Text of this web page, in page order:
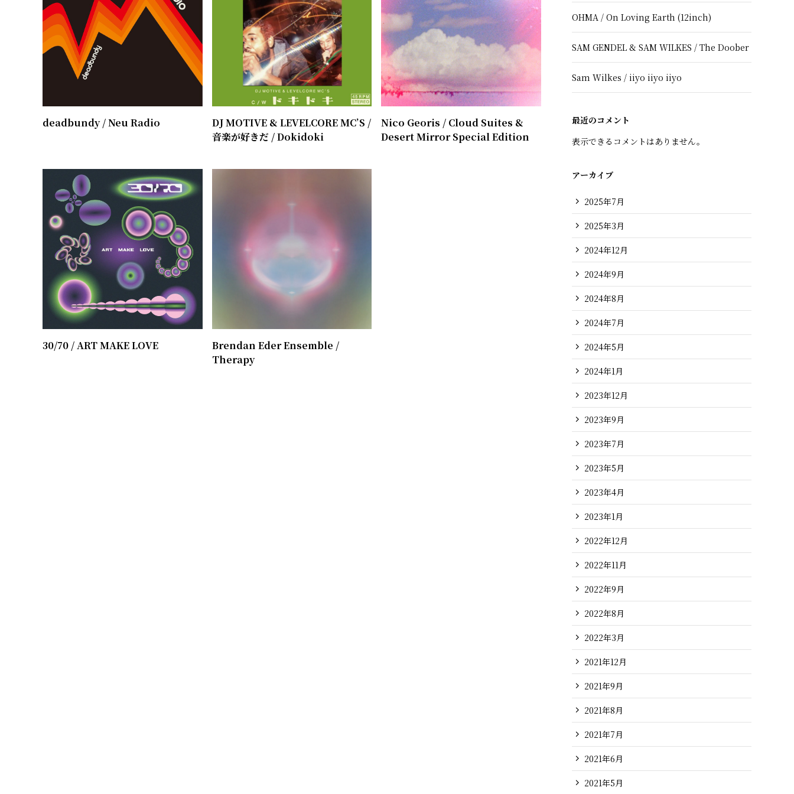
deadbundy / ​Neu Radio
DJ MOTIVE & LEVELCORE MC’S /
​音楽が好きだ / Dokidoki
Nico Georis / ​Cloud Suites &
Desert Mirror Special Edition
30/70 / ​ART MAKE LOVE
Brendan Eder Ensemble /
Therapy
OHMA / On Loving Earth (12inch)
SAM GENDEL & SAM WILKES / The Doober
Sam Wilkes / iiyo iiyo iiyo
最近のコメント
表示できるコメントはありません。
アーカイブ
2025年7月
2025年3月
2024年12月
2024年9月
2024年8月
2024年7月
2024年5月
2024年1月
2023年12月
2023年9月
2023年7月
2023年5月
2023年4月
2023年1月
2022年12月
2022年11月
2022年9月
2022年8月
2022年3月
2021年12月
2021年9月
2021年8月
2021年7月
2021年6月
2021年5月